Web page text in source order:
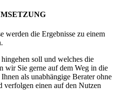
werden die Ergebnisse zu einem
soll und welches die
wir Sie gerne auf dem Weg in die
als unabhängige Berater ohne
verfolgen einen auf den Nutzen